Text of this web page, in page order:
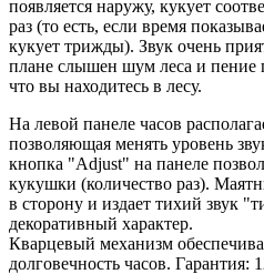
появляется наружу, кукует
раз (то есть, если время
кукует трижды). Звук очень
плане слышен шум леса и пение
что вы находитесь в лесу.
На левой панеле часов
позволяющая менять уровень
кнопка "Adjust" на панеле
кукушки (количество раз).
в сторону и издает тихий звук
декоративный характер.
Кварцевый механизм
долговечность часов. Гарантия: